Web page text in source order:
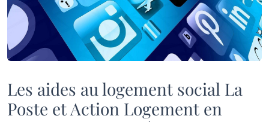
Les aides au logement social La
Poste et Action Logement en